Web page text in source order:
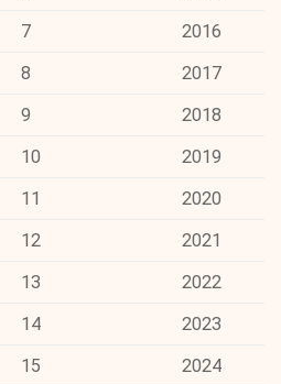
7
2016
8
2017
9
2018
10
2019
11
2020
12
2021
13
2022
14
2023
15
2024